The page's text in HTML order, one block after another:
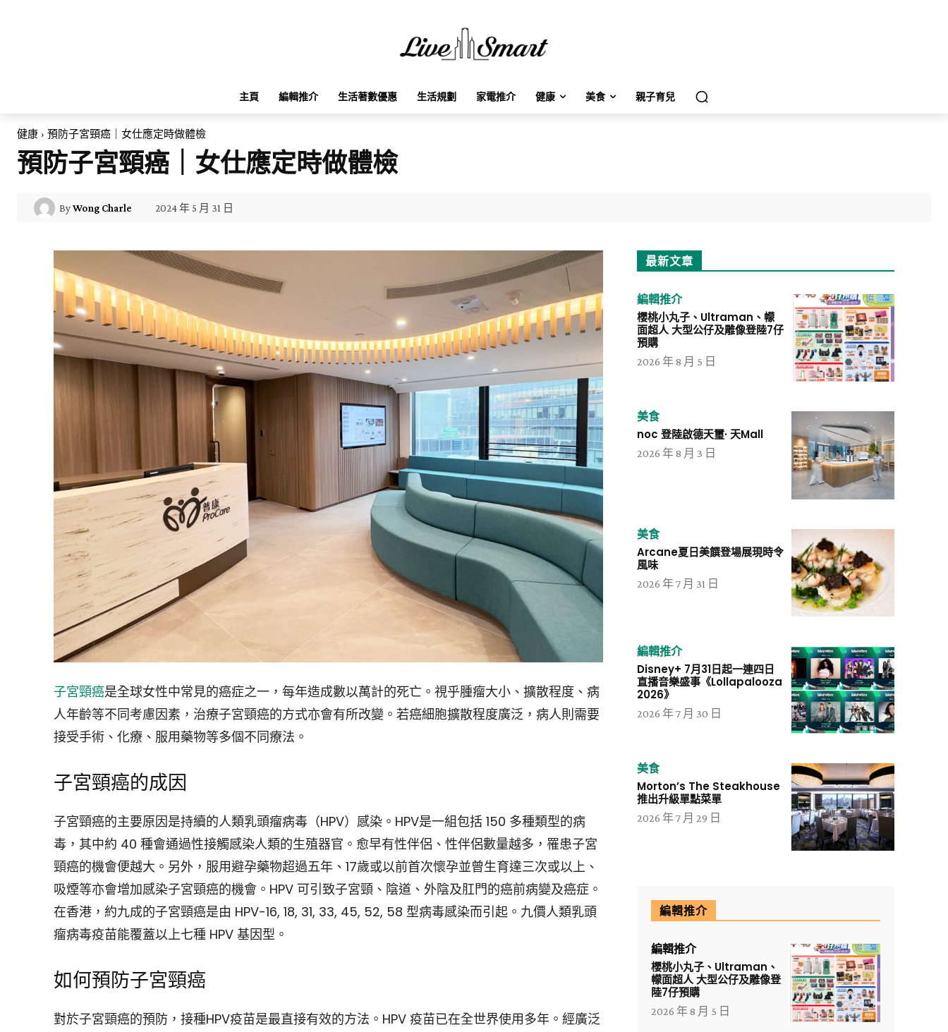
主頁 編輯推介 生活著數優惠 生活規劃 家電推介 健康 美食 親子育兒
健康 預防子宮頸癌｜女仕應定時做體檢
預防子宮頸癌｜女仕應定時做體檢
ByWong Charle 2024 年 5 月 31 日
子宮頸癌是全球女性中常見的癌症之一，每年造成數以萬計的死亡。視乎腫瘤大小、擴散程度、病
人年齡等不同考慮因素，治療子宮頸癌的方式亦會有所改變。若癌細胞擴散程度廣泛，病人則需要
接受手術、化療、服用藥物等多個不同療法。
子宮頸癌的成因
子宮頸癌的主要原因是持續的人類乳頭瘤病毒（HPV）感染。HPV是一組包括 150 多種類型的病
毒，其中約 40 種會通過性接觸感染人類的生殖器官。愈早有性伴侶、性伴侶數量越多，罹患子宮
頸癌的機會便越大。另外，服用避孕藥物超過五年、17歲或以前首次懷孕並曾生育達三次或以上、
吸煙等亦會增加感染子宮頸癌的機會。HPV 可引致子宮頸、陰道、外陰及肛門的癌前病變及癌症。
在香港，約九成的子宮頸癌是由 HPV-16, 18, 31, 33, 45, 52, 58 型病毒感染而引起。九價人類乳頭
瘤病毒疫苗能覆蓋以上七種 HPV 基因型。
如何預防子宮頸癌
對於子宮頸癌的預防，接種HPV疫苗是最直接有效的方法。HPV 疫苗已在全世界使用多年。經廣泛
最新文章
編輯推介
櫻桃小丸子、Ultraman、幪
面超人 大型公仔及雕像登陸7仔
預購
2026 年 8 月 5 日
美食
noc 登陸啟德天璽· 天Mall
2026 年 8 月 3 日
美食
Arcane夏日美饌登場展現時令
風味
2026 年 7 月 31 日
編輯推介
Disney+ 7月31日起一連四日
直播音樂盛事《Lollapalooza
2026》
2026 年 7 月 30 日
美食
Morton’s The Steakhouse
推出升級單點菜單
2026 年 7 月 29 日
編輯推介
編輯推介
櫻桃小丸子、Ultraman、
幪面超人 大型公仔及雕像登
陸7仔預購
2026 年 8 月 5 日